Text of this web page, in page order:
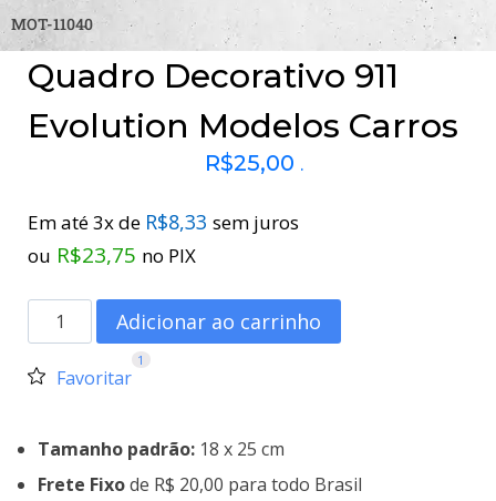
MOT-11040
Quadro Decorativo 911
Evolution Modelos Carros
R$25,00 .
Em até 3x de R$8,33 sem juros
ou R$23,75 no PIX
Adicionar ao carrinho
Favoritar
1
Tamanho padrão: 18 x 25 cm
Frete Fixode R$ 20,00 para todo Brasil